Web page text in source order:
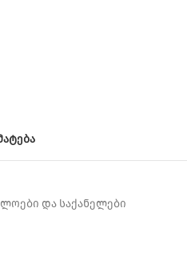
და საქანელები